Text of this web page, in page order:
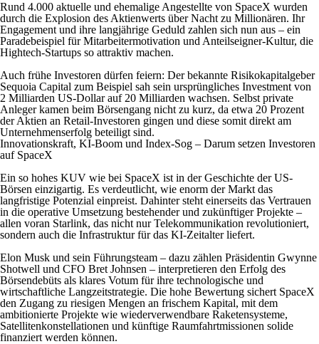
Rund 4.000 aktuelle und ehemalige Angestellte von SpaceX wurden
durch die Explosion des Aktienwerts über Nacht zu Millionären. Ihr
Engagement und ihre langjährige Geduld zahlen sich nun aus – ein
Paradebeispiel für Mitarbeitermotivation und Anteilseigner-Kultur, die
Hightech-Startups so attraktiv machen.
Auch frühe Investoren dürfen feiern: Der bekannte Risikokapitalgeber
Sequoia Capital zum Beispiel sah sein ursprüngliches Investment von
2 Milliarden US-Dollar auf 20 Milliarden wachsen. Selbst private
Anleger kamen beim Börsengang nicht zu kurz, da etwa 20 Prozent
der Aktien an Retail-Investoren gingen und diese somit direkt am
Unternehmenserfolg beteiligt sind.
Innovationskraft, KI-Boom und Index-Sog – Darum setzen Investoren
auf SpaceX
Ein so hohes KUV wie bei SpaceX ist in der Geschichte der US-
Börsen einzigartig. Es verdeutlicht, wie enorm der Markt das
langfristige Potenzial einpreist. Dahinter steht einerseits das Vertrauen
in die operative Umsetzung bestehender und zukünftiger Projekte –
allen voran Starlink, das nicht nur Telekommunikation revolutioniert,
sondern auch die Infrastruktur für das KI-Zeitalter liefert.
Elon Musk und sein Führungsteam – dazu zählen Präsidentin Gwynne
Shotwell und CFO Bret Johnsen – interpretieren den Erfolg des
Börsendebüts als klares Votum für ihre technologische und
wirtschaftliche Langzeitstrategie. Die hohe Bewertung sichert SpaceX
den Zugang zu riesigen Mengen an frischem Kapital, mit dem
ambitionierte Projekte wie wiederverwendbare Raketensysteme,
Satellitenkonstellationen und künftige Raumfahrtmissionen solide
finanziert werden können.